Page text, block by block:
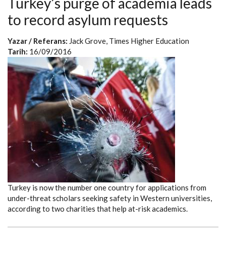
to record asylum requests
Yazar / Referans: Jack Grove, Times Higher Education
Tarih: 16/09/2016
Turkey is now the number one country for applications from
under-threat scholars seeking safety in Western universities,
according to two charities that help at-risk academics.